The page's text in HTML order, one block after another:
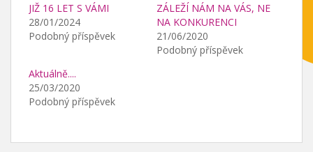
JIŽ 16 LET S VÁMI
28/01/2024
Podobný příspěvek
ZÁLEŽÍ NÁM NA VÁS, NE
NA KONKURENCI
21/06/2020
Podobný příspěvek
Aktuálně....
25/03/2020
Podobný příspěvek